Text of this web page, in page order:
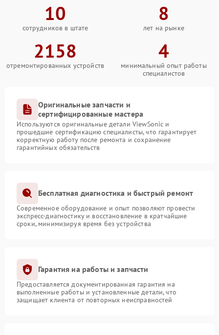
10
сотрудников в штате
8
лет на рынке
2158
отремонтированных устройств
4
минимальный опыт работы
специалистов
Оригинальные запчасти и
сертифицированные мастера
Используются оригинальные детали ViewSonic и
прошедшие сертификацию специалисты, что гарантирует
корректную работу после ремонта и сохранение
гарантийных обязательств
Бесплатная диагностика и быстрый ремонт
Современное оборудование и опыт позволяют провести
экспресс-диагностику и восстановление в кратчайшие
сроки, минимизируя время без устройства
Гарантия на работы и запчасти
Предоставляется документированная гарантия на
выполненные работы и установленные детали, что
защищает клиента от повторных неисправностей